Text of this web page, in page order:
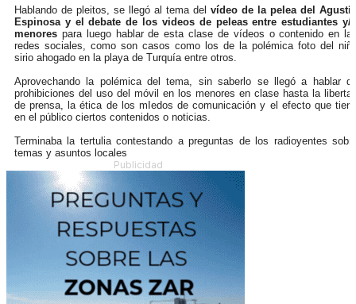
Hablando de pleitos, se llegó al tema del vídeo de la pelea del
Espinosa y el debate de los videos de peleas entre estudiantes y/
menores para luego hablar de esta clase de vídeos o contenido en
redes sociales, como son casos como los de la polémica foto del
sirio ahogado en la playa de Turquía entre otros.
Aprovechando la polémica del tema, sin saberlo se llegó a hablar
prohibiciones del uso del móvil en los menores en clase hasta la
de prensa, la ética de los mIedos de comunicación y el efecto que
en el público ciertos contenidos o noticias.
Terminaba la tertulia contestando a preguntas de los radioyentes
temas y asuntos locales
Publicidad